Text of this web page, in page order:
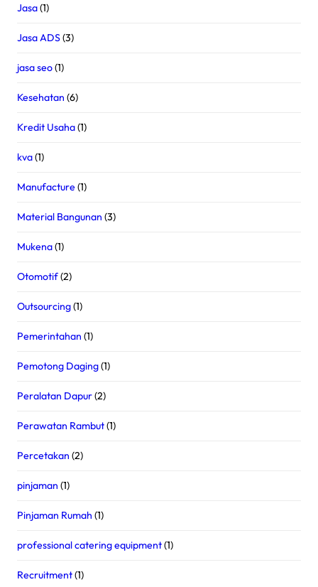
Jasa(1)
Jasa ADS(3)
jasa seo(1)
Kesehatan (6)
Kredit Usaha(1)
kva(1)
Manufacture(1)
Material Bangunan (3)
Mukena(1)
Otomotif(2)
Outsourcing(1)
Pemerintahan (1)
Pemotong Daging(1)
Peralatan Dapur(2)
Perawatan Rambut(1)
Percetakan (2)
pinjaman (1)
Pinjaman Rumah (1)
professional catering equipment(1)
Recruitment(1)